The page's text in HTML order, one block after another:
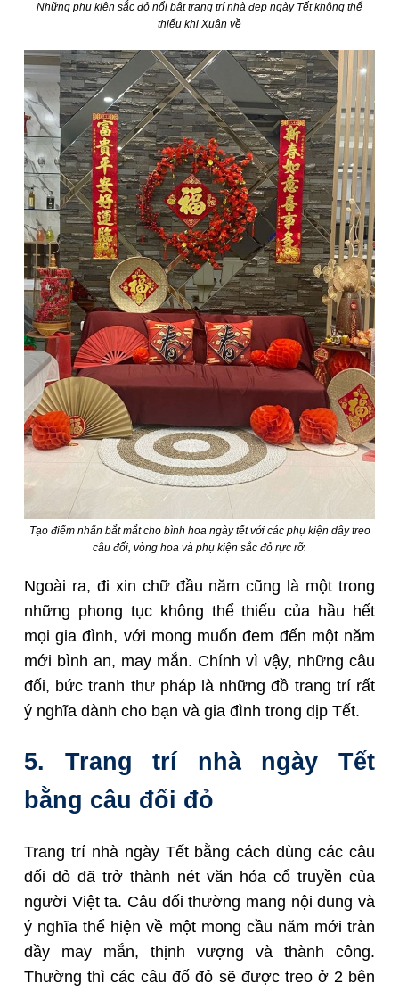
Những phụ kiện sắc đỏ nổi bật trang trí nhà đẹp ngày Tết không thể
thiếu khi Xuân về
Tạo điểm nhấn bắt mắt cho bình hoa ngày tết với các phụ kiện dây treo
câu đối, vòng hoa và phụ kiện sắc đỏ rực rỡ.
Ngoài ra, đi xin chữ đầu năm cũng là một trong
những phong tục không thể thiếu của hầu hết
mọi gia đình, với mong muốn đem đến một năm
mới bình an, may mắn. Chính vì vậy, những câu
đối, bức tranh thư pháp là những đồ trang trí rất
ý nghĩa dành cho bạn và gia đình trong dịp Tết.
5. Trang trí nhà ngày Tết
bằng câu đối đỏ
Trang trí nhà ngày Tết bằng cách dùng các câu
đối đỏ đã trở thành nét văn hóa cổ truyền của
người Việt ta. Câu đối thường mang nội dung và
ý nghĩa thể hiện về một mong cầu năm mới tràn
đầy may mắn, thịnh vượng và thành công.
Thường thì các câu đố đỏ sẽ được treo ở 2 bên